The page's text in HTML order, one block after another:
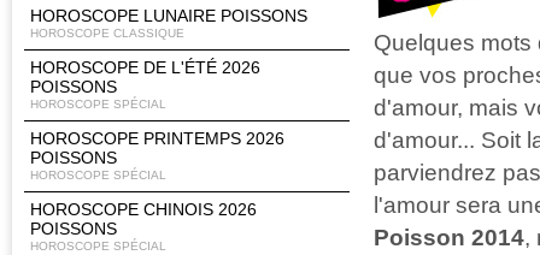
Lion Vierge Balance Scorpion
Sagittaire Capricorne Verseau Poissons
HOROSCOPE LUNAIRE POISSONS
HOROSCOPE CLASSIQUE
HOROSCOPE DE L'ÉTÉ 2026
POISSONS
HOROSCOPE SPÉCIAL
HOROSCOPE PRINTEMPS 2026
POISSONS
HOROSCOPE SPÉCIAL
HOROSCOPE CHINOIS 2026
POISSONS
HOROSCOPE SPÉCIAL
Quelques mots
que vos
d'amour, mais
d'amour... Soit
parviendrez
l'amour sera
Poisson 2014,